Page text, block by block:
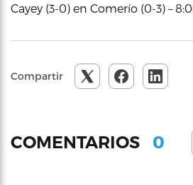
Cayey (3-0) en Comerío (0-3) –
Compartir
COMENTARIOS 0